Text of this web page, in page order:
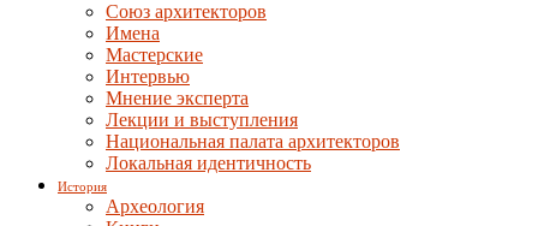
Союз архитекторов
Имена
Мастерские
Интервью
Мнение эксперта
Лекции и выступления
Национальная палата архитекторов
Локальная идентичность
История
Археология